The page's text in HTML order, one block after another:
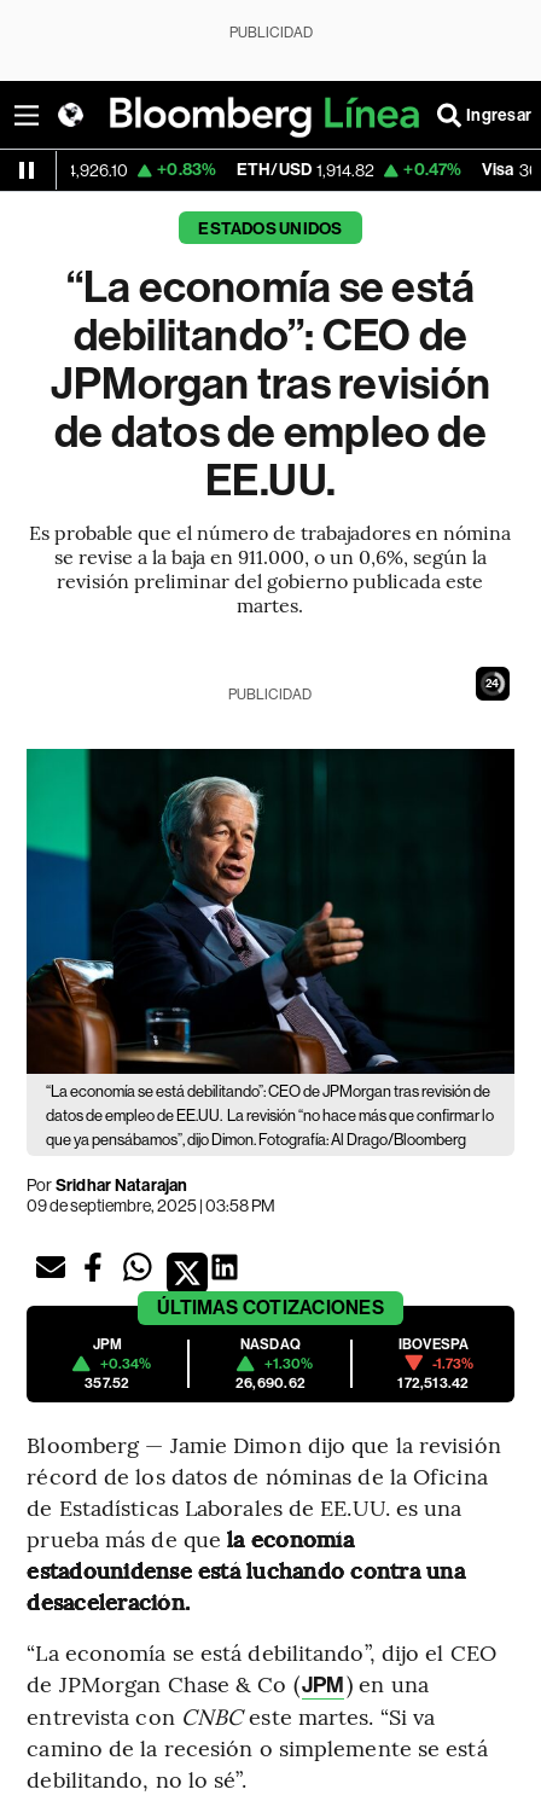
PUBLICIDAD
Ingresar
+0.83% ETH/USD 1,914.82 +0.47% Visa 362.50 -
ESTADOS UNIDOS
“La economía se está
debilitando”: CEO de
JPMorgan tras revisión
de datos de empleo de
EE.UU.
Es probable que el número de trabajadores en nómina
se revise a la baja en 911.000, o un 0,6%, según la
revisión preliminar del gobierno publicada este
martes.
23
PUBLICIDAD
“La economía se está debilitando”: CEO de JPMorgan tras revisión de
datos de empleo de EE.UU.
La revisión “no hace más que confirmar lo
que ya pensábamos”, dijo Dimon. Fotografía: Al Drago/Bloomberg
PorSridhar Natarajan
09 de septiembre, 2025 | 03:58 PM
ÚLTIMAS COTIZACIONES
JPM
+0.34%
357.52
NASDAQ
+1.30%
26,690.62
IBOVESPA
-1.73%
172,513.42
Bloomberg — Jamie Dimon dijo que la revisión
récord de los datos de nóminas de la Oficina
de Estadísticas Laborales de EE.UU. es una
prueba más de quela economía
estadounidense está luchando contra una
desaceleración.
“La economía se está debilitando”, dijo el CEO
de JPMorgan Chase & Co (JPM) en una
entrevista con CNBCeste martes. “Si va
camino de la recesión o simplemente se está
debilitando, no lo sé”.